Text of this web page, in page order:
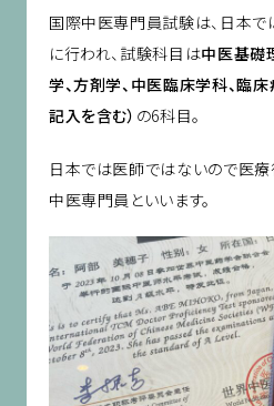
国際中医専門員試験は、日本
に行われ、試験科目は中医基礎
学、方剤学、中医臨床学科、臨
記入を含む） の6科目。
日本では医師ではないので医
中医専門員といいます。